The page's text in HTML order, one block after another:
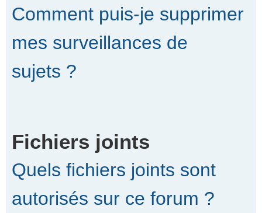
Comment puis-je supprimer
mes surveillances de
sujets ?
Fichiers joints
Quels fichiers joints sont
autorisés sur ce forum ?